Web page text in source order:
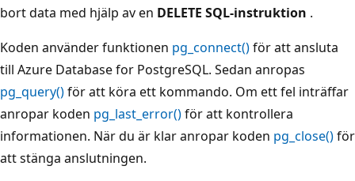
bort data med hjälp av en DELETE SQL-instruktion .
Koden använder funktionen pg_connect()för att ansluta
till Azure Database for PostgreSQL. Sedan anropas
pg_query()för att köra ett kommando. Om ett fel inträffar
anropar koden pg_last_error()för att kontrollera
informationen. När du är klar anropar koden pg_close()för
att stänga anslutningen.